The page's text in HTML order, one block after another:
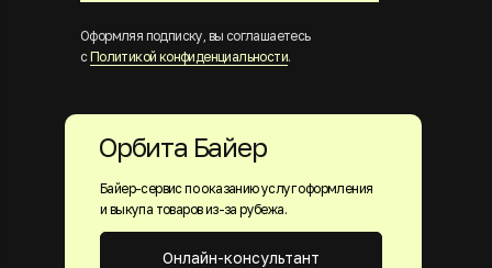
Оформляя подписку, вы соглашаетесь
с Политикой конфиденциальности.
Байер-сервис по оказанию услуг оформления
и выкупа товаров из-за рубежа.
Онлайн-консультант
Орбита Байер